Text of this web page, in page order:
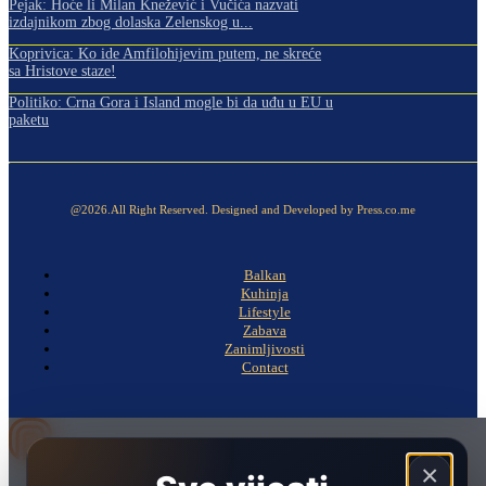
Pejak: Hoće li Milan Knežević i Vučića nazvati
izdajnikom zbog dolaska Zelenskog u...
Koprivica: Ko ide Amfilohijevim putem, ne skreće
sa Hristove staze!
Politiko: Crna Gora i Island mogle bi da uđu u EU u
paketu
@2026.All Right Reserved. Designed and Developed by Press.co.me
Balkan
Kuhinja
Lifestyle
Zabava
Zanimljivosti
Contact
×